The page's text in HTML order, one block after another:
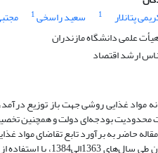
پتانلار
1 سعید راسخی1
علمی دانشگاه مازندران
ارشد اقتصاد
مواد غذایی روشی جهت باز توزیع
محدودیت بودجه‌ای دولت و همچنین تخصیص
حاضر به برآورد تابع تقاضای